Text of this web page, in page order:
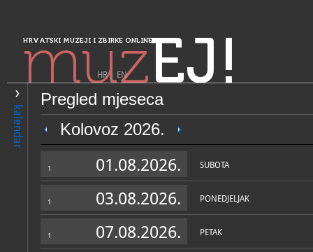
HRVATSKI MUZEJI I ZBIRKE ONLINE
muzEJ!
HR| EN
kalendar
Pregled mjeseca
Kolovoz 2026.
1 01.08.2026. SUBOTA
1 03.08.2026. PONEDJELJAK
1 07.08.2026. PETAK
PRETRAŽIVANJE
Sjeverozapadna Hrvatska
Dvor Trakošćan